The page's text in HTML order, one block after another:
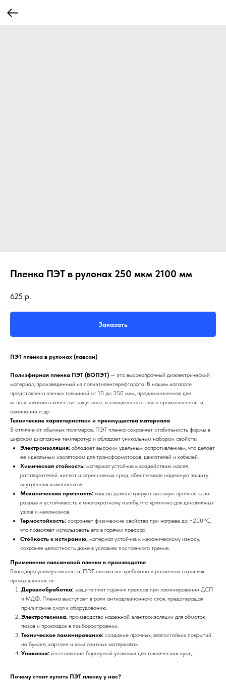
Пленка ПЭТ в рулонах 250 мкм 2100 мм
625 р.
Заказать
ПЭТ пленка в рулонах (лавсан)
Полиэфирная пленка ПЭТ (БОПЭТ) — это высокопрочный диэлектрический
материал, произведенный из полиэтилентерефталата. В нашем каталоге
представлена пленка толщиной от 10 до 350 мкм, предназначенная для
использования в качестве защитного, изоляционного слоя в промышленности,
ламинации и др.
Технические характеристики и преимущества материала
В отличие от обычных полимеров, ПЭТ пленка сохраняет стабильность формы в
широком диапазоне температур и обладает уникальным набором свойств:
Электроизоляция: обладает высоким удельным сопротивлением, что делает
ее идеальным изолятором для трансформаторов, двигателей и кабелей.
Химическая стойкость: материал устойчив к воздействию масел,
растворителей, кислот и агрессивных сред, обеспечивая надежную защиту
внутренних компонентов.
Механическая прочность: лавсан демонстрирует высокую прочность на
разрыв и устойчивость к многократному изгибу, что критично для динамичных
узлов и механизмов.
Термостойкость: сохраняет физические свойства при нагреве до +200°C,
что позволяет использовать его в горячих прессах.
Стойкость к истиранию: материал устойчив к механическому износу,
сохраняя целостность даже в условиях постоянного трения.
Применение лавсановой пленки в производстве
Благодаря универсальности, ПЭТ пленка востребована в различных отраслях
промышленности:
Деревообработка: защита плит горячих прессов при ламинировании ДСП
и МДФ. Пленка выступает в роли антиадгезионного слоя, предотвращая
прилипание смол к оборудованию.
Электротехника: производство надежной электроизоляции для обмоток,
пазов и прокладок в приборостроении.
Техническое ламинирование: создание прочных, влагостойких покрытий
на бумаге, картоне и композитных материалах.
Упаковка: изготовление барьерной упаковки для технических нужд.
Почему стоит купить ПЭТ пленку у нас?